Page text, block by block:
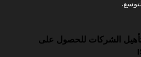
الشركات للحصول على